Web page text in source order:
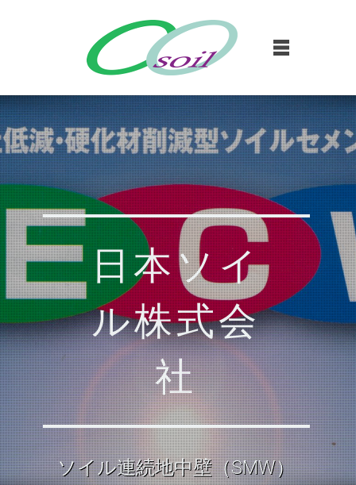
日本ソイ
ル株式会
社
ソイル連続地中壁（SMW）